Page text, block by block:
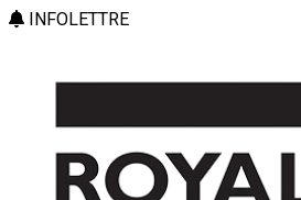
INFOLETTRE